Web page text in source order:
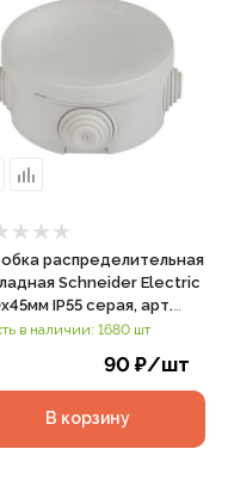
распределительная
Schneider Electric
IP55 серая, арт.
в наличии: 1680 шт
90 ₽/шт
В корзину